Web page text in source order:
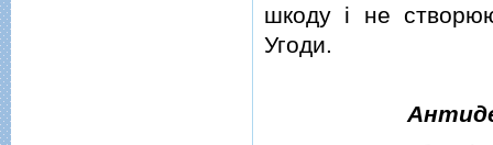
шкоду i не
Угоди.